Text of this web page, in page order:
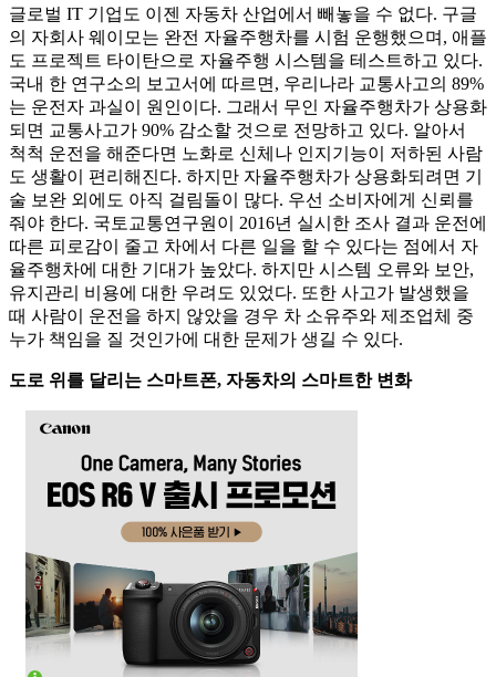
글로벌 IT 기업도 이젠 자동차 산업에서 빼놓을 수 없다. 구글
의 자회사 웨이모는 완전 자율주행차를 시험 운행했으며, 애플
도 프로젝트 타이탄으로 자율주행 시스템을 테스트하고 있다.
국내 한 연구소의 보고서에 따르면, 우리나라 교통사고의 89%
는 운전자 과실이 원인이다. 그래서 무인 자율주행차가 상용화
되면 교통사고가 90% 감소할 것으로 전망하고 있다. 알아서
척척 운전을 해준다면 노화로 신체나 인지기능이 저하된 사람
도 생활이 편리해진다. 하지만 자율주행차가 상용화되려면 기
술 보완 외에도 아직 걸림돌이 많다. 우선 소비자에게 신뢰를
줘야 한다. 국토교통연구원이 2016년 실시한 조사 결과 운전에
따른 피로감이 줄고 차에서 다른 일을 할 수 있다는 점에서 자
율주행차에 대한 기대가 높았다. 하지만 시스템 오류와 보안,
유지관리 비용에 대한 우려도 있었다. 또한 사고가 발생했을
때 사람이 운전을 하지 않았을 경우 차 소유주와 제조업체 중
누가 책임을 질 것인가에 대한 문제가 생길 수 있다.
도로 위를 달리는 스마트폰, 자동차의 스마트한 변화